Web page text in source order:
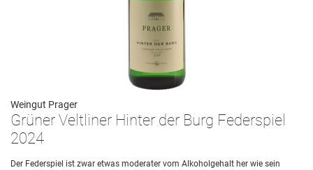
Weingut Prager
Grüner Veltliner Hinter der Burg Federspiel
2024
Der Federspiel ist zwar etwas moderater vom Alkoholgehalt her wie sein